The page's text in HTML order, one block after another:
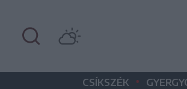
CSÍKSZÉK •